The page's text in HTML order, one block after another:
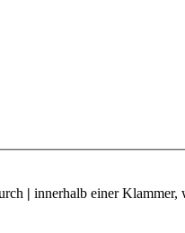
| innerhalb einer Klammer,